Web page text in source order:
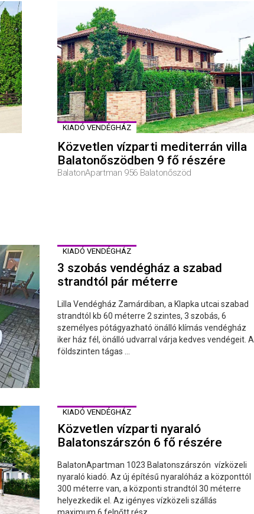
KIADÓ VENDÉGHÁZ
Közvetlen vízparti mediterrán villa
Balatonőszödben 9 fő részére
BalatonApartman 956 Balatonőszöd
KIADÓ VENDÉGHÁZ
3 szobás vendégház a szabad
strandtól pár méterre
Lilla Vendégház Zamárdiban, a Klapka utcai szabad
strandtól kb 60 méterre 2 szintes, 3 szobás, 6
személyes pótágyazható önálló klímás vendégház
iker ház fél, önálló udvarral várja kedves vendégeit. A
földszinten tágas ...
KIADÓ VENDÉGHÁZ
Közvetlen vízparti nyaraló
Balatonszárszón 6 fő részére
BalatonApartman 1023 Balatonszárszón vízközeli
nyaraló kiadó. Az új építésű nyaralóház a központtól
300 méterre van, a központi strandtól 30 méterre
helyezkedik el. Az igényes vízközeli szállás